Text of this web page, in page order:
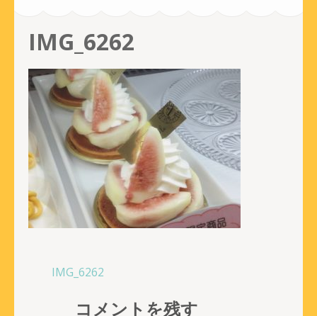
IMG_6262
投
IMG_6262
コメントを残す